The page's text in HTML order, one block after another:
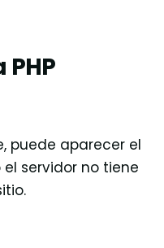
puede aparecer el
el servidor no tiene